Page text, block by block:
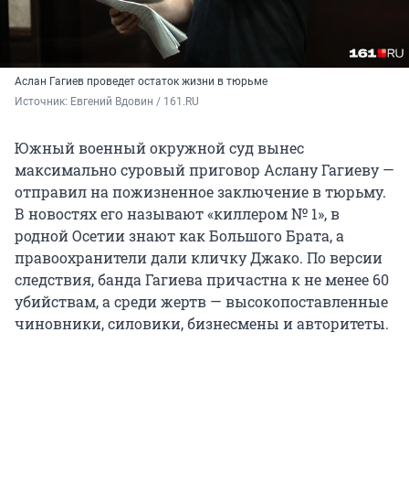
Аслан Гагиев проведет остаток жизни в тюрьме
Источник: Евгений Вдовин / 161.RU
Южный военный окружной суд вынес
максимально суровый приговор Аслану Гагиеву —
отправил на пожизненное заключение в тюрьму.
В новостях его называют «киллером № 1», в
родной Осетии знают как Большого Брата, а
правоохранители дали кличку Джако. По версии
следствия, банда Гагиева причастна к не менее 60
убийствам, а среди жертв — высокопоставленные
чиновники, силовики, бизнесмены и авторитеты.